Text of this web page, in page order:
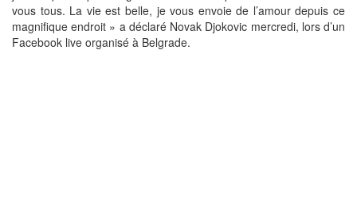
vous tous. La vie est belle, je vous envoie de l’amour depuis ce
magnifique endroit » a déclaré Novak Djokovic mercredi, lors d’un
Facebook live organisé à Belgrade.